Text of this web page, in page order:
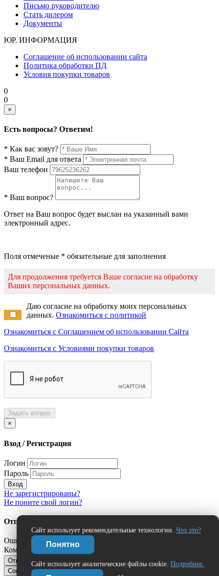
Письмо руководителю
Стать дилером
Документы
ЮР. ИНФОРМАЦИЯ
Соглашение об использовании сайта
Политика обработки ПД
Условия покупки товаров
Сайт использует рекомендательные технологии. Что это?
Понятно
Сайт использует аналитические файлы cookie. Подробнее.
0
0
×
Есть вопросы? Ответим!
* Как вас зовут?
* Ваш Email для ответа
Ваш телефон
* Ваш вопрос?
Ответ на Ваш вопрос будет выслан на указанный вами
электронный адрес.
Поля отмеченые * обязательные для заполнения
Для продолжения требуется Ваше согласие на обработку
Ваших персональных данных.
Даю согласие на обработку моих персональных
данных. Ознакомиться с политикой
Ознакомиться с Соглашением об использовании Сайта
Ознакомиться с Условиями покупки товаров
Задать вопрос
×
Вход / Регистрация
Логин
Пароль
Вход
Не зарегистрированы?
Не поните свой логин?
Отправить сообщение об ошибке?
Ошибка:
Комментарий (дополнительно)
Отправить
Сообщить об ошибке
Нашли ошибку?